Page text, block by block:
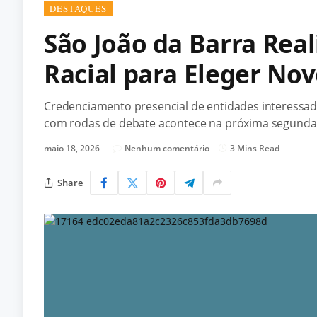
DESTAQUES
São João da Barra
Racial para Eleger
Credenciamento presencial de entidades
com rodas de debate acontece na próxima
maio 18, 2026 Nenhum comentário 3 Mins Read
Share